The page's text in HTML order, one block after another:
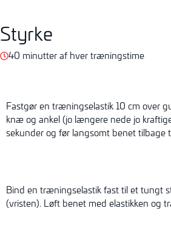
Styrke
40 minutter af hver træningstime
Fastgør en træningselastik 10 cm over
knæ og ankel (jo længere nede jo
sekunder og før langsomt benet tilbage
Bind en træningselastik fast til et tungt
(vristen). Løft benet med elastikken og